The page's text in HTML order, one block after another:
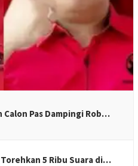
Calon Pas Dampingi Rob…
Torehkan 5 Ribu Suara di…